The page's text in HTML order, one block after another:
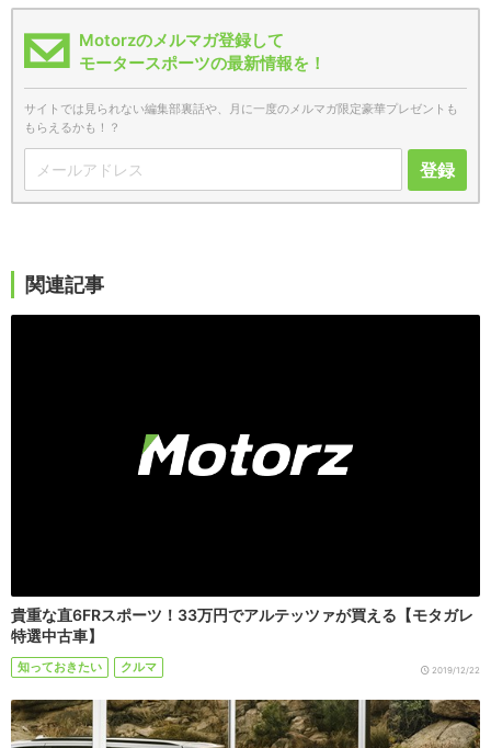
Motorzのメルマガ登録して
モータースポーツの最新情報を！
サイトでは見られない編集部裏話や、月に一度のメルマガ限定豪華プレゼントも
もらえるかも！？
登録
関連記事
貴重な直6FRスポーツ！33万円でアルテッツァが買える【モタガレ
特選中古車】
知っておきたい クルマ 2019/12/22